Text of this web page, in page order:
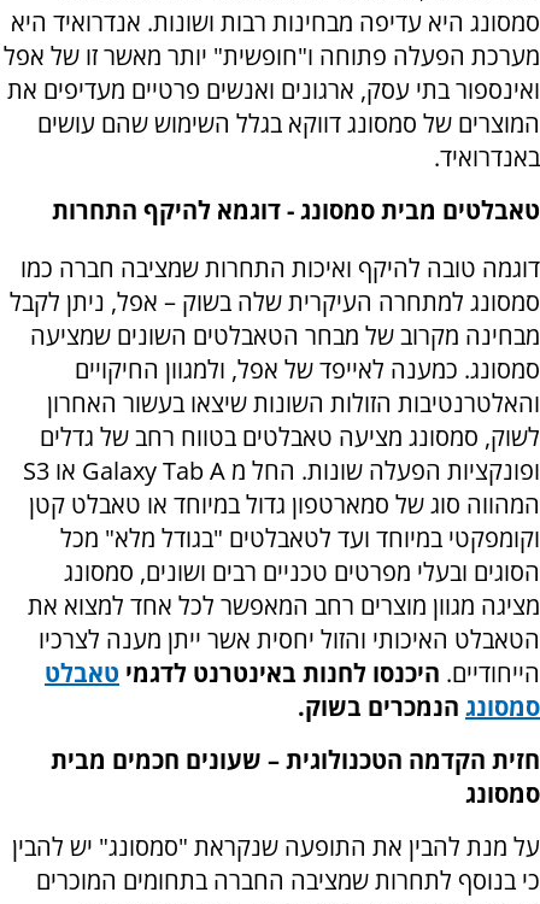
סמסונג היא עדיפה מבחינות רבות ושונות. אנדרואיד היא
מערכת הפעלה פתוחה ו"חופשית" יותר מאשר זו של אפל
ואינספור בתי עסק, ארגונים ואנשים פרטיים מעדיפים את
המוצרים של סמסונג דווקא בגלל השימוש שהם עושים
באנדרואיד.
טאבלטים מבית סמסונג - דוגמא להיקף התחרות
דוגמה טובה להיקף ואיכות התחרות שמציבה חברה כמו
סמסונג למתחרה העיקרית שלה בשוק – אפל, ניתן לקבל
מבחינה מקרוב של מבחר הטאבלטים השונים שמציעה
סמסונג. כמענה לאייפד של אפל, ולמגוון החיקויים
והאלטרנטיבות הזולות השונות שיצאו בעשור האחרון
לשוק, סמסונג מציעה טאבלטים בטווח רחב של גדלים
ופונקציות הפעלה שונות. החל מ Galaxy Tab A או S3
המהווה סוג של סמארטפון גדול במיוחד או טאבלט קטן
וקומפקטי במיוחד ועד לטאבלטים "בגודל מלא" מכל
הסוגים ובעלי מפרטים טכניים רבים ושונים, סמסונג
מציגה מגוון מוצרים רחב המאפשר לכל אחד למצוא את
הטאבלט האיכותי והזול יחסית אשר ייתן מענה לצרכיו
הייחודיים. היכנסו לחנות באינטרנט לדגמי טאבלט
סמסונג הנמכרים בשוק.
חזית הקדמה הטכנולוגית – שעונים חכמים מבית
סמסונג
על מנת להבין את התופעה שנקראת "סמסונג" יש להבין
כי בנוסף לתחרות שמציבה החברה בתחומים המוכרים